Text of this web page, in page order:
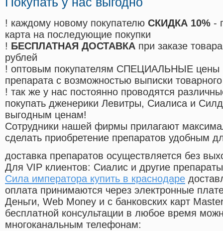
! каждому новому покупателю СКИДКА 10% -
карта на последующие покупки
! БЕСПЛАТНАЯ ДОСТАВКА при заказе
рублей
! оптовым покупателям СПЕЦИАЛЬНЫЕ цены
препарата с возможностью выписки
! так же у нас постоянно проводятся
покупать дженерики Левитры, Сиалиса и
выгодным ценам!
Cотрудники нашей фирмы прилагают
сделать приобретение препаратов удобным
доставка препаратов осуществляется без
Для VIP клиентов: Сиалис и другие
Сила императора купить в краснодаре
оплата принимаются через электронные
Деньги, Web Money и с банковских карт
бесплатной консультации в любое время
многоканальным телефонам: